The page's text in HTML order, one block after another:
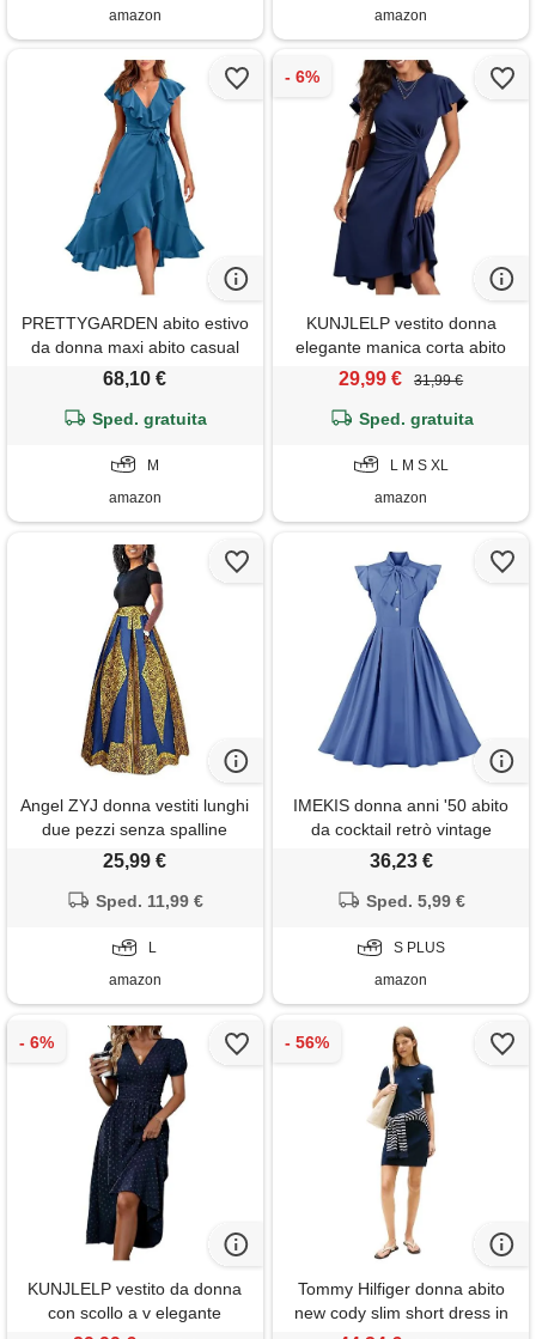
amazon amazon
PRETTYGARDEN abito estivo
da donna maxi abito casual
boho profondo scollo a v
spaccato spiaggia abiti lunghi,
68,10 €
Sped. gratuita
M
amazon
KUNJLELP vestito donna
elegante manica corta abito
linea a vita alta midi abiti tinta
cerimonia per festa cocktail,
29,99 € 31,99 €
Sped. gratuita
L M S XL
amazon
Angel ZYJ donna vestiti lunghi
due pezzi senza spalline
manica corta camicetta + rosa
vestito abito maxi da sera (b,
25,99 €
Sped. 11,99 €
L
amazon
IMEKIS donna anni '50 abito
da cocktail retrò vintage
manica corta a pois rockabilly
da sposa sera vestito al
36,23 €
Sped. 5,99 €
S PLUS
amazon
KUNJLELP vestito da donna
con scollo a v elegante
Tommy Hilfiger donna abito
new cody slim short dress in